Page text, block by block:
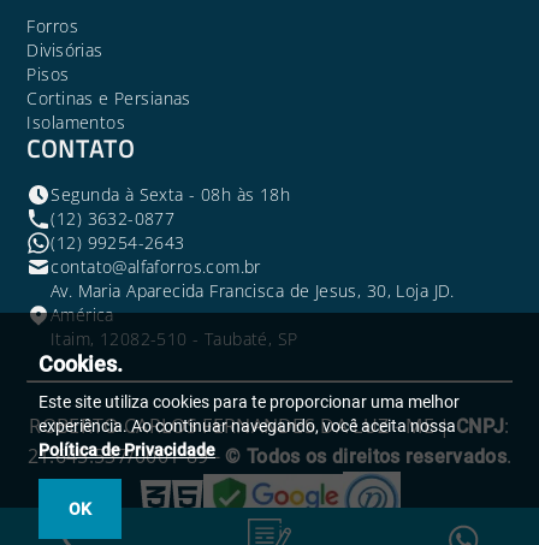
Forros
Divisórias
Pisos
Cortinas e Persianas
Isolamentos
CONTATO
Segunda à Sexta - 08h às 18h
(12) 3632-0877
(12) 99254-2643
contato@alfaforros.com.br
Av. Maria Aparecida Francisca de Jesus, 30, Loja JD.
América
Itaim, 12082-510 - Taubaté, SP
ROBERTO CARLOS FERNANDES DA LUZ - ME |CNPJ:
21.645.537/0001-89 - © Todos os direitos reservados.
Cookies.
Este site utiliza cookies para te proporcionar uma melhor
experiência. Ao continuar navegando, você aceita nossa
Política de Privacidade
OK